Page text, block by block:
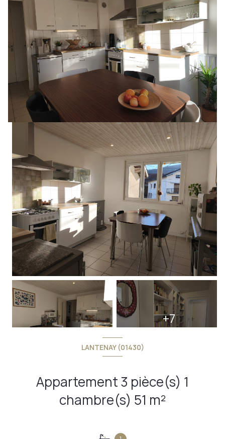
+7
LANTENAY (01430)
Appartement 3 pièce(s) 1
chambre(s) 51 m²